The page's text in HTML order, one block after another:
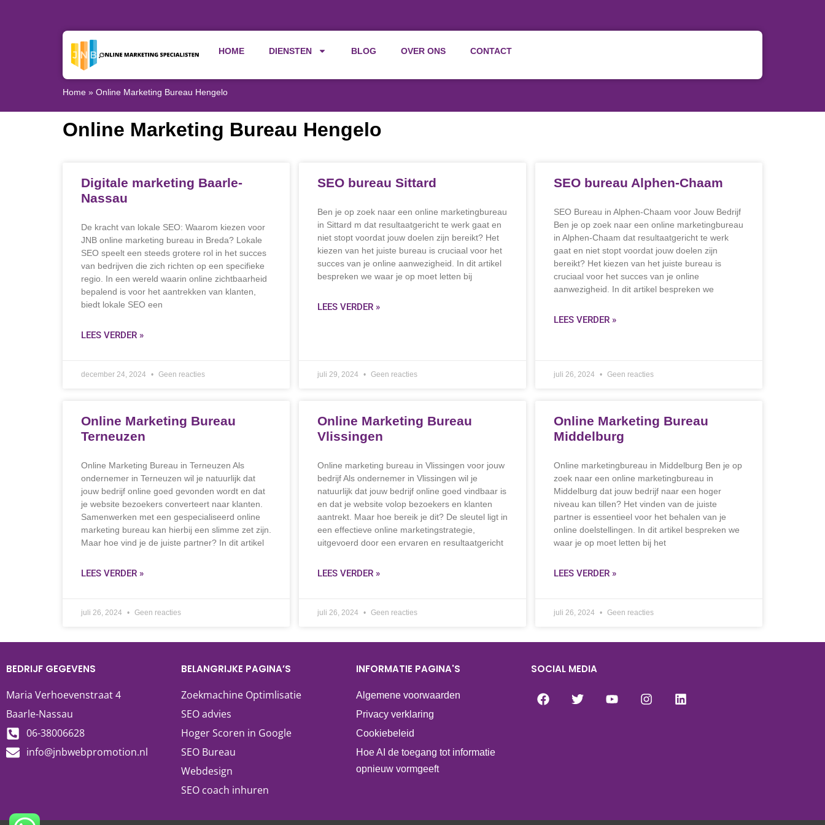
HOME DIENSTEN BLOG OVER ONS CONTACT
Home » Online Marketing Bureau Hengelo
Online Marketing Bureau Hengelo
Digitale marketing Baarle-
Nassau
De kracht van lokale SEO: Waarom kiezen voor
JNB online marketing bureau in Breda? Lokale
SEO speelt een steeds grotere rol in het succes
van bedrijven die zich richten op een specifieke
regio. In een wereld waarin online zichtbaarheid
bepalend is voor het aantrekken van klanten,
biedt lokale SEO een
LEES VERDER »
december 24, 2024 Geen reacties
SEO bureau Sittard
Ben je op zoek naar een online marketingbureau
in Sittard m dat resultaatgericht te werk gaat en
niet stopt voordat jouw doelen zijn bereikt? Het
kiezen van het juiste bureau is cruciaal voor het
succes van je online aanwezigheid. In dit artikel
bespreken we waar je op moet letten bij
LEES VERDER »
juli 29, 2024 Geen reacties
SEO bureau Alphen-Chaam
SEO Bureau in Alphen-Chaam voor Jouw Bedrijf
Ben je op zoek naar een online marketingbureau
in Alphen-Chaam dat resultaatgericht te werk
gaat en niet stopt voordat jouw doelen zijn
bereikt? Het kiezen van het juiste bureau is
cruciaal voor het succes van je online
aanwezigheid. In dit artikel bespreken we
LEES VERDER »
juli 26, 2024 Geen reacties
Online Marketing Bureau
Terneuzen
Online Marketing Bureau in Terneuzen Als
ondernemer in Terneuzen wil je natuurlijk dat
jouw bedrijf online goed gevonden wordt en dat
je website bezoekers converteert naar klanten.
Samenwerken met een gespecialiseerd online
marketing bureau kan hierbij een slimme zet zijn.
Maar hoe vind je de juiste partner? In dit artikel
LEES VERDER »
juli 26, 2024 Geen reacties
Online Marketing Bureau
Vlissingen
Online marketing bureau in Vlissingen voor jouw
bedrijf Als ondernemer in Vlissingen wil je
natuurlijk dat jouw bedrijf online goed vindbaar is
en dat je website volop bezoekers en klanten
aantrekt. Maar hoe bereik je dit? De sleutel ligt in
een effectieve online marketingstrategie,
uitgevoerd door een ervaren en resultaatgericht
LEES VERDER »
juli 26, 2024 Geen reacties
Online Marketing Bureau
Middelburg
Online marketingbureau in Middelburg Ben je op
zoek naar een online marketingbureau in
Middelburg dat jouw bedrijf naar een hoger
niveau kan tillen? Het vinden van de juiste
partner is essentieel voor het behalen van je
online doelstellingen. In dit artikel bespreken we
waar je op moet letten bij het
LEES VERDER »
juli 26, 2024 Geen reacties
BEDRIJF GEGEVENS
Maria Verhoevenstraat 4
Baarle-Nassau
06-38006628
info@jnbwebpromotion.nl
BELANGRIJKE PAGINA’S
Zoekmachine Optimlisatie
SEO advies
Hoger Scoren in Google
SEO Bureau
Webdesign
SEO coach inhuren
INFORMATIE PAGINA'S
Algemene voorwaarden
Privacy verklaring
Cookiebeleid
Hoe AI de toegang tot informatie
opnieuw vormgeeft
SOCIAL MEDIA